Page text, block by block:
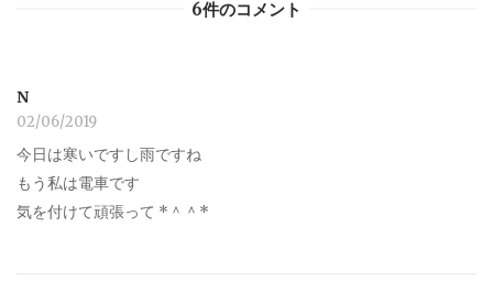
6件のコメント
N
02/06/2019
今日は寒いですし雨ですね
もう私は電車です
気を付けて頑張って *＾＾*